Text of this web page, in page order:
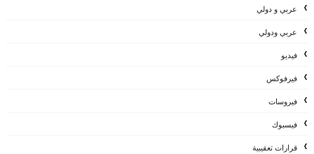
عربي و دولي
عربي ودولي
فيديو
فيرفوكس
فيروسات
فيسبوك
قرارات تعقيبية